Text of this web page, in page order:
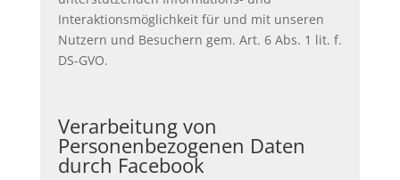
Interaktionsmöglichkeit für und mit unseren
Nutzern und Besuchern gem. Art. 6 Abs. 1 lit. f.
DS-GVO.
Verarbeitung von
Personenbezogenen Daten
durch Facebook